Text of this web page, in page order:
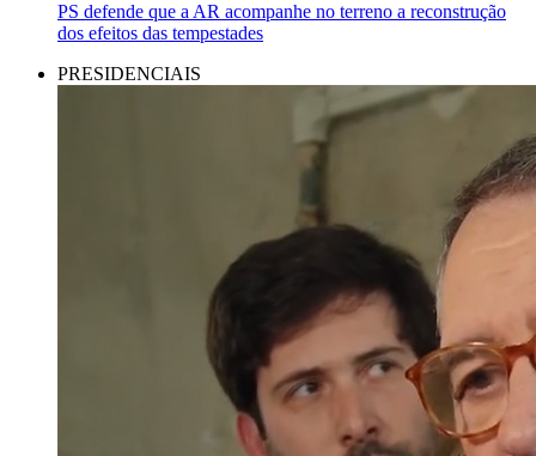
PS defende que a AR acompanhe no terreno a reconstrução
dos efeitos das tempestades
PRESIDENCIAIS